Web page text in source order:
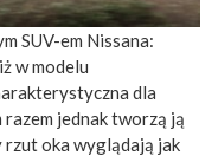
SUV-em Nissana:
w modelu
dla
razem jednak tworzą ją
rzut oka wyglądają jak